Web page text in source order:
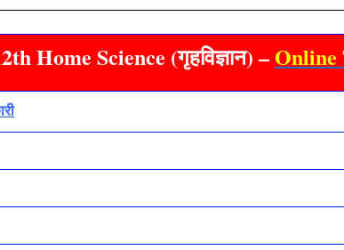
Home Science (गृहविज्ञान) –Online